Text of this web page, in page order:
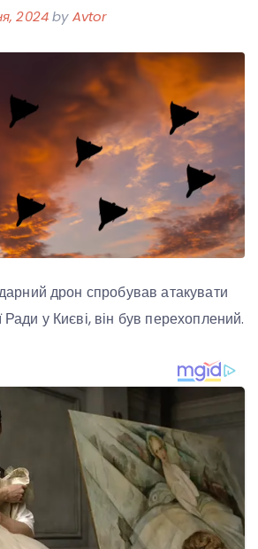
2024byAvtor
дрон спробував атакувати
у Києві, він був перехоплений.